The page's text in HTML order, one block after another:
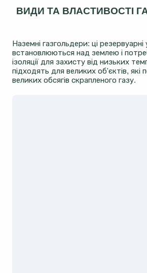
ВИДИ ТА ВЛАСТИВОСТІ
Наземні газгольдери: ці
встановлюються над землею і
ізоляції для захисту від низьких
підходять для великих об'єктів, які
великих обсягів скрапленого газу.